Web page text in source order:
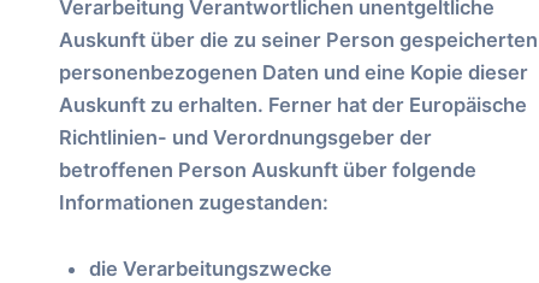
Verarbeitung Verantwortlichen unentgeltliche
Auskunft über die zu seiner Person gespeicherten
personenbezogenen Daten und eine Kopie dieser
Auskunft zu erhalten. Ferner hat der Europäische
Richtlinien- und Verordnungsgeber der
betroffenen Person Auskunft über folgende
Informationen zugestanden:
die Verarbeitungszwecke